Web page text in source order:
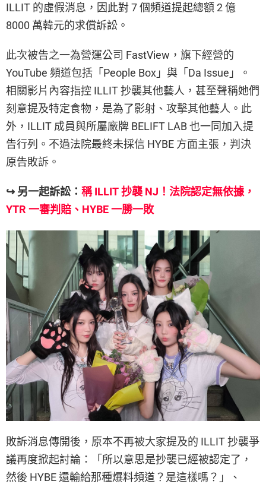
ILLIT 的虛假消息，因此對 7 個頻道提起總額 2 億
8000 萬韓元的求償訴訟。
此次被告之一為營運公司 FastView，旗下經營的
YouTube 頻道包括「People Box」與「Da Issue」。
相關影片內容指控 ILLIT 抄襲其他藝人，甚至聲稱她們
刻意提及特定食物，是為了影射、攻擊其他藝人。此
外，ILLIT 成員與所屬廠牌 BELIFT LAB 也一同加入提
告行列。不過法院最終未採信 HYBE 方面主張，判決
原告敗訴。
↪ 另一起訴訟： 稱 ILLIT 抄襲 NJ！法院認定無依據，
YTR 一審判賠、HYBE 一勝一敗
敗訴消息傳開後，原本不再被大家提及的 ILLIT 抄襲爭
議再度掀起討論：「所以意思是抄襲已經被認定了，
然後 HYBE 還輸給那種爆料頻道？是這樣嗎？」、